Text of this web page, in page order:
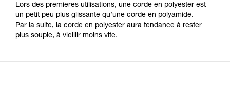
Lors des premières utilisations, une corde en polyester est
un petit peu plus glissante qu’une corde en polyamide.
Par la suite, la corde en polyester aura tendance à rester
plus souple, à vieillir moins vite.